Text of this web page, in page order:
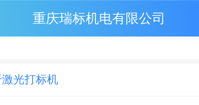
重庆瑞标机电有限公司
光打标机